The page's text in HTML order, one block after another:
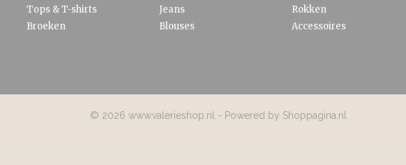
Tops & T-shirts
Broeken
Jeans
Blouses
Rokken
Accessoires
© 2026 www.valerieshop.nl - Powered by Shoppagina.nl